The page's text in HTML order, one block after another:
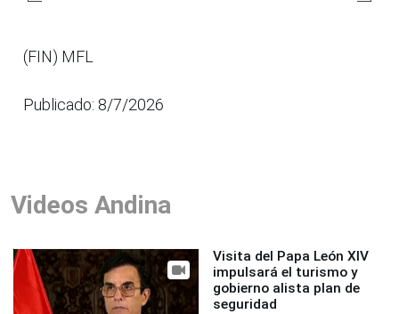
(FIN) MFL
Publicado: 8/7/2026
Videos Andina
Visita del Papa León XIV
impulsará el turismo y
gobierno alista plan de
seguridad